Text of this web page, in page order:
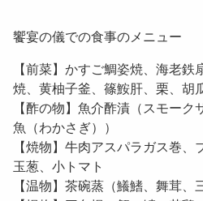
饗宴の儀での食事のメニュー
【前菜】かすご鯛姿焼、海老
焼、黄柚子釜、篠鮟肝、栗、胡
【酢の物】魚介酢漬（スモー
魚（わかさぎ））
【焼物】牛肉アスパラガス巻
玉葱、小トマト
【温物】茶碗蒸（鱶鰭、舞茸、